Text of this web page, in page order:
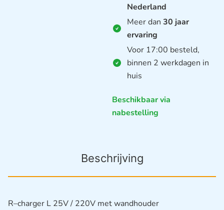
Nederland
Meer dan 30 jaar
ervaring
Voor 17:00 besteld,
binnen 2 werkdagen in
huis
Beschikbaar via
nabestelling
Beschrijving
R–charger L 25V / 220V met wandhouder